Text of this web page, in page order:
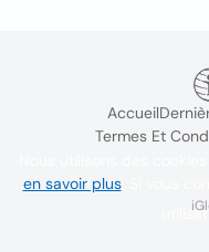
Accueil
Termes Et
en savoir plus. Si vous